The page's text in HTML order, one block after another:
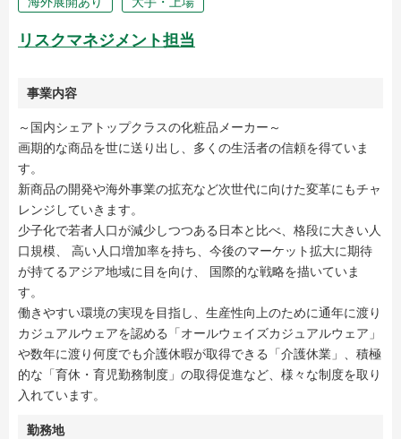
リスクマネジメント担当
事業内容
～国内シェアトップクラスの化粧品メーカー～
画期的な商品を世に送り出し、多くの生活者の信頼を得ていま
す。
新商品の開発や海外事業の拡充など次世代に向けた変革にもチャ
レンジしていきます。
少子化で若者人口が減少しつつある日本と比べ、格段に大きい人
口規模、 高い人口増加率を持ち、今後のマーケット拡大に期待
が持てるアジア地域に目を向け、 国際的な戦略を描いていま
す。
働きやすい環境の実現を目指し、生産性向上のために通年に渡り
カジュアルウェアを認める「オールウェイズカジュアルウェア」
や数年に渡り何度でも介護休暇が取得できる「介護休業」、積極
的な「育休・育児勤務制度」の取得促進など、様々な制度を取り
入れています。
勤務地